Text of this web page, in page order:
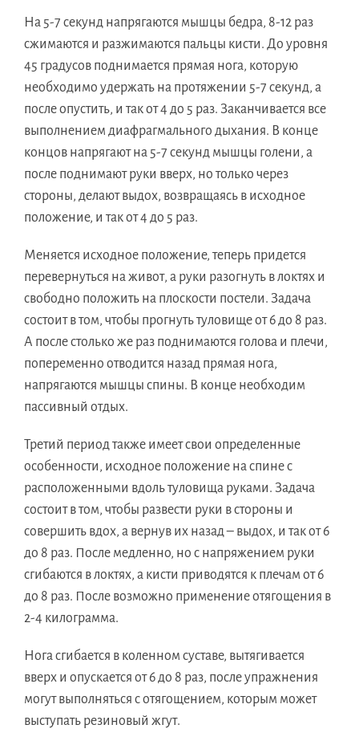
На 5-7 секунд напрягаются мышцы бедра, 8-12 раз
сжимаются и разжимаются пальцы кисти. До уровня
45 градусов поднимается прямая нога, которую
необходимо удержать на протяжении 5-7 секунд, а
после опустить, и так от 4 до 5 раз. Заканчивается все
выполнением диафрагмального дыхания. В конце
концов напрягают на 5-7 секунд мышцы голени, а
после поднимают руки вверх, но только через
стороны, делают выдох, возвращаясь в исходное
положение, и так от 4 до 5 раз.
Меняется исходное положение, теперь придется
перевернуться на живот, а руки разогнуть в локтях и
свободно положить на плоскости постели. Задача
состоит в том, чтобы прогнуть туловище от 6 до 8 раз.
А после столько же раз поднимаются голова и плечи,
попеременно отводится назад прямая нога,
напрягаются мышцы спины. В конце необходим
пассивный отдых.
Третий период также имеет свои определенные
особенности, исходное положение на спине с
расположенными вдоль туловища руками. Задача
состоит в том, чтобы развести руки в стороны и
совершить вдох, а вернув их назад – выдох, и так от 6
до 8 раз. После медленно, но с напряжением руки
сгибаются в локтях, а кисти приводятся к плечам от 6
до 8 раз. После возможно применение отягощения в
2-4 килограмма.
Нога сгибается в коленном суставе, вытягивается
вверх и опускается от 6 до 8 раз, после упражнения
могут выполняться с отягощением, которым может
выступать резиновый жгут.